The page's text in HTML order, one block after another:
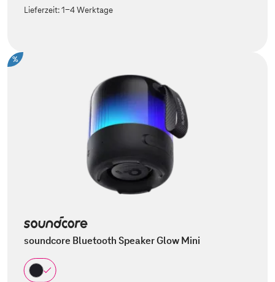
Lieferzeit:1-4 Werktage
%
soundcore Bluetooth Speaker Glow Mini